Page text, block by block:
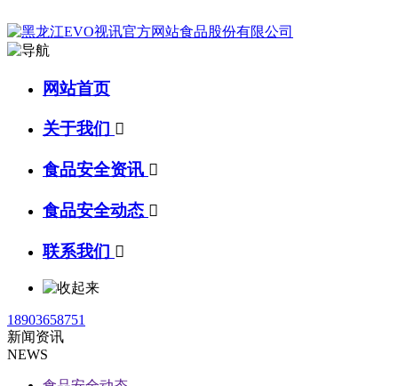
网站首页
关于我们 
食品安全资讯 
食品安全动态 
联系我们 
18903658751
新闻资讯
NEWS